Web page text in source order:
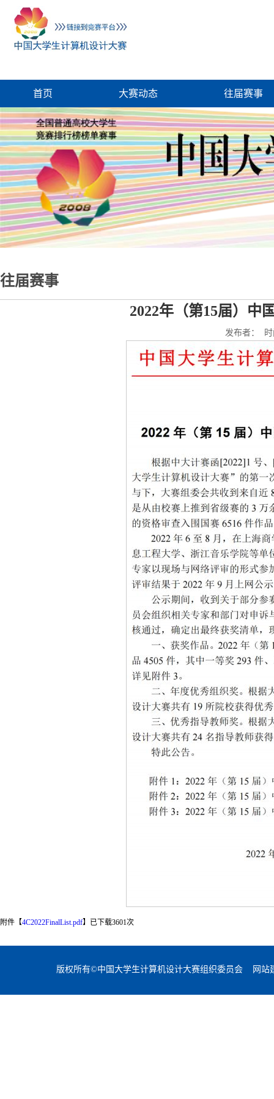
首页 大赛动态 往届赛事
往届赛事
2022年（第15届）中
发布者： 时
附件【4C2022FinalList.pdf】已下载3601次
版权所有©中国大学生计算机设计大赛组织委员会 网站